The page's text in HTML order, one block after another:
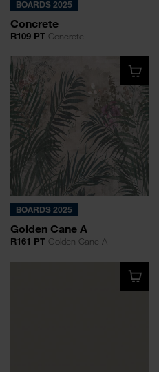
BOARDS 2025
Concrete
R109 PT Concrete
BOARDS 2025
Golden Cane A
R161 PT Golden Cane A